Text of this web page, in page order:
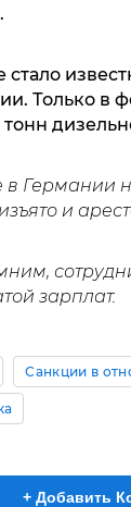
стало
Только в
в Германии
и
зарплат.
Санкции в
+ Добавить